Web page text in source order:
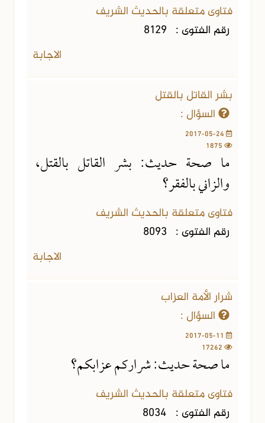
فتاوى متعلقة بالحديث الشريف
رقم الفتوى : 8129
الاجابة
بشر القاتل بالقتل
السؤال :
ما صحة حديث: بشر القاتل بالقتل،
والزاني بالفقر؟
فتاوى متعلقة بالحديث الشريف
رقم الفتوى : 8093
الاجابة
شرار الأمة العزاب
السؤال :
ما صحة حديث: شراركم عزابكم؟
فتاوى متعلقة بالحديث الشريف
رقم الفتوى : 8034